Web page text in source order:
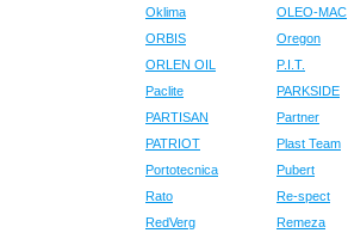
Oklima
OLEO-MAC
ORBIS
Oregon
ORLEN OIL
P.I.T.
Paclite
PARKSIDE
PARTISAN
Partner
PATRIOT
Plast Team
Portotecnica
Pubert
Rato
Re-spect
RedVerg
Remeza